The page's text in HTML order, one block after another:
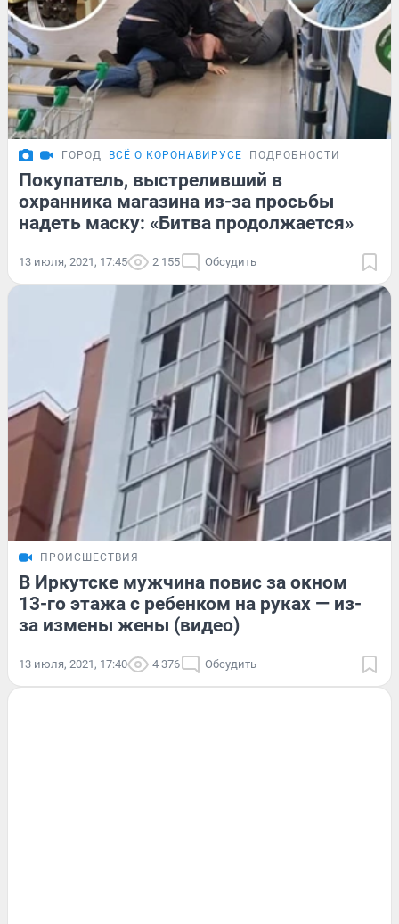
ГОРОД ВСЁ О КОРОНАВИРУСЕ ПОДРОБНОСТИ
Покупатель, выстреливший в
охранника магазина из-за просьбы
надеть маску: «Битва продолжается»
13 июля, 2021, 17:45 2 155 Обсудить
ПРОИСШЕСТВИЯ
В Иркутске мужчина повис за окном
13-го этажа с ребенком на руках — из-
за измены жены (видео)
13 июля, 2021, 17:40 4 376 Обсудить